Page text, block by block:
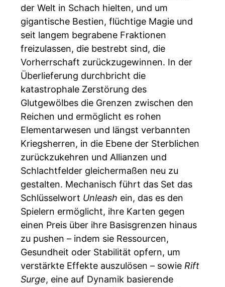
der Welt in Schach hielten, und um
gigantische Bestien, flüchtige Magie und
seit langem begrabene Fraktionen
freizulassen, die bestrebt sind, die
Vorherrschaft zurückzugewinnen. In der
Überlieferung durchbricht die
katastrophale Zerstörung des
Glutgewölbes die Grenzen zwischen den
Reichen und ermöglicht es rohen
Elementarwesen und längst verbannten
Kriegsherren, in die Ebene der Sterblichen
zurückzukehren und Allianzen und
Schlachtfelder gleichermaßen neu zu
gestalten. Mechanisch führt das Set das
Schlüsselwort Unleash ein, das es den
Spielern ermöglicht, ihre Karten gegen
einen Preis über ihre Basisgrenzen hinaus
zu pushen – indem sie Ressourcen,
Gesundheit oder Stabilität opfern, um
verstärkte Effekte auszulösen – sowie Rift
Surge, eine auf Dynamik basierende